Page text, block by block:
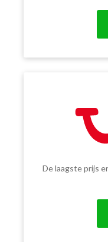
De laagste prijs